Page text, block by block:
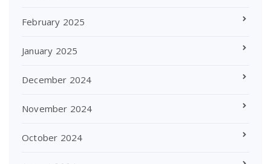
February 2025
January 2025
December 2024
November 2024
October 2024